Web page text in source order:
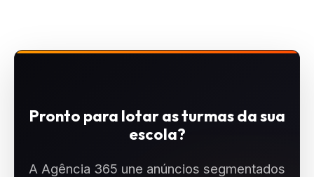
Pronto para lotar as turmas da sua
escola?
A Agência 365 une anúncios segmentados